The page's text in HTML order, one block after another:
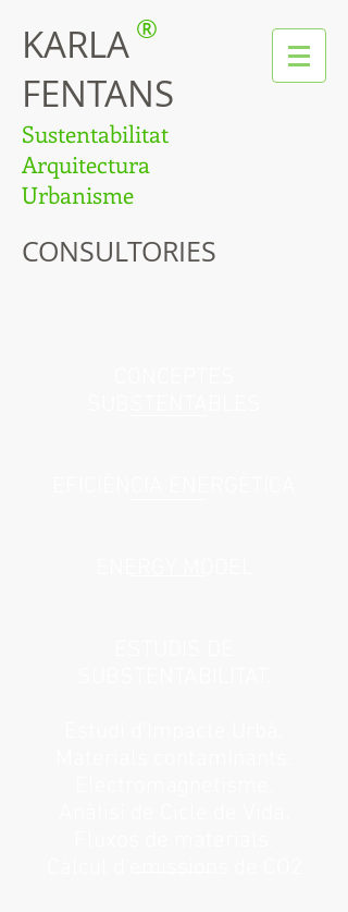
KARLA
FENTANS
Sustentabilitat
Arquitectura
Urbanisme
®
CONSULTORIES